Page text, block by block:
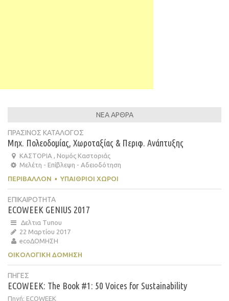
ΝΕΑ ΑΡΘΡΑ
ΠΡΑΣΙΝΟΣ ΚΑΤΑΛΟΓΟΣ
Μηχ. Πολεοδομίας, Χωροταξίας & Περιφ. Ανάπτυξης
ΚΑΣΤΟΡΙΑ , Νομός Καστοριάς
Μελέτη - Επίβλεψη - Αδειοδότηση
ΠΕΡΙΒΆΛΛΟΝ ▪ ΥΠΑΊΘΡΙΟΙ ΧΏΡΟΙ
ΕΠΙΚΑΙΡΟΤΗΤΑ
ECOWEEK GENIUS 2017
Δελτια Τυπου
22 Μαρτίου 2017
ecoΔΟΜΗΣΗ
ΟΙΚΟΛΟΓΙΚΉ ΔΌΜΗΣΗ
ΠΗΓΕΣ
ECOWEEK: The Book #1: 50 Voices for Sustainability
Πηγή: ECOWEEK